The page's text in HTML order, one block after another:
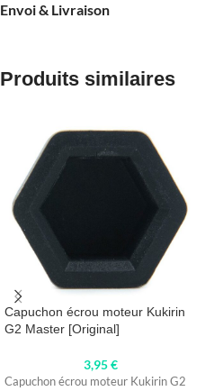
Envoi & Livraison
Produits similaires
Capuchon écrou moteur Kukirin
G2 Master [Original]
3,95€
Capuchon écrou moteur Kukirin G2